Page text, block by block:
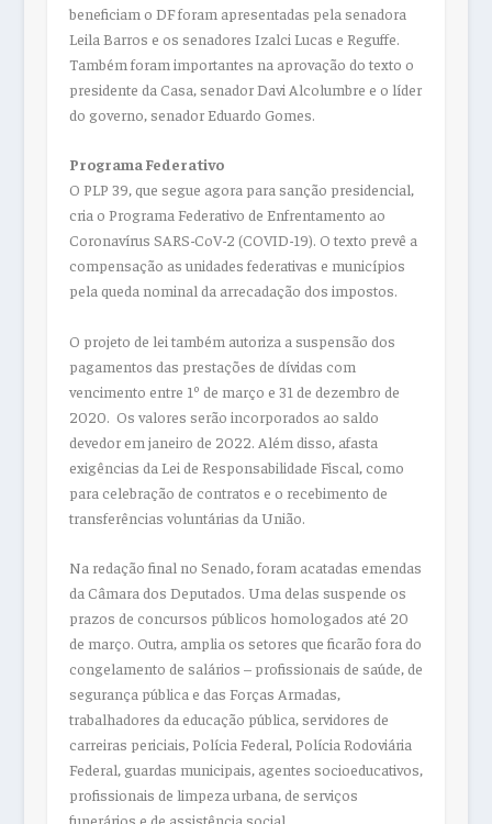
beneficiam o DF foram apresentadas pela senadora
Leila Barros e os senadores Izalci Lucas e Reguffe.
Também foram importantes na aprovação do texto o
presidente da Casa, senador Davi Alcolumbre e o líder
do governo, senador Eduardo Gomes.
Programa Federativo
O PLP 39, que segue agora para sanção presidencial,
cria o Programa Federativo de Enfrentamento ao
Coronavírus SARS-CoV-2 (COVID-19). O texto prevê a
compensação as unidades federativas e municípios
pela queda nominal da arrecadação dos impostos.
O projeto de lei também autoriza a suspensão dos
pagamentos das prestações de dívidas com
vencimento entre 1º de março e 31 de dezembro de
2020. Os valores serão incorporados ao saldo
devedor em janeiro de 2022. Além disso, afasta
exigências da Lei de Responsabilidade Fiscal, como
para celebração de contratos e o recebimento de
transferências voluntárias da União.
Na redação final no Senado, foram acatadas emendas
da Câmara dos Deputados. Uma delas suspende os
prazos de concursos públicos homologados até 20
de março. Outra, amplia os setores que ficarão fora do
congelamento de salários – profissionais de saúde, de
segurança pública e das Forças Armadas,
trabalhadores da educação pública, servidores de
carreiras periciais, Polícia Federal, Polícia Rodoviária
Federal, guardas municipais, agentes socioeducativos,
profissionais de limpeza urbana, de serviços
funerários e de assistência social.